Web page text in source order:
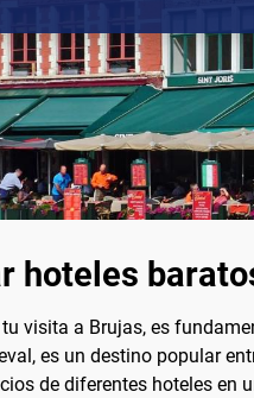
hoteles
visita a Brujas, es
es un destino popular
de diferentes hoteles